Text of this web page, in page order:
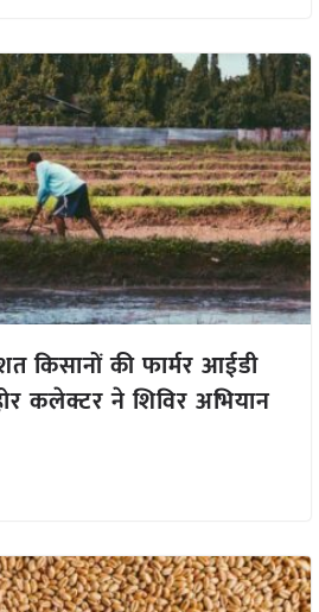
किसानों की फार्मर आईडी
कलेक्टर ने शिविर अभियान